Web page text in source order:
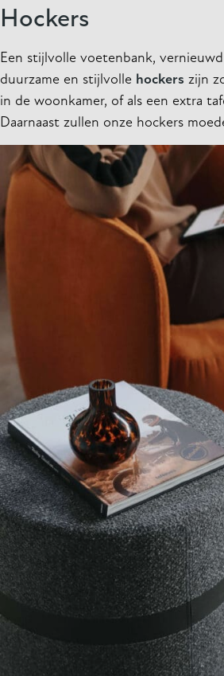
Hockers
Een stijlvolle voetenbank,
duurzame en stijlvolle hockers zijn
in de woonkamer, of als een extra
Daarnaast zullen onze hockers